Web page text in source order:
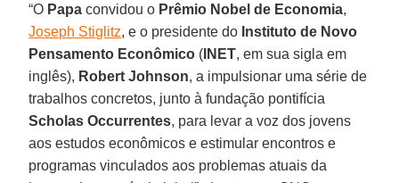
“O Papa convidou o Prêmio Nobel de Economia,
Joseph Stiglitz, e o presidente do Instituto de Novo
Pensamento Econômico ( INET, em sua sigla em
inglês), Robert Johnson, a impulsionar uma série de
trabalhos concretos, junto à fundação pontifícia
Scholas Occurrentes, para levar a voz dos jovens
aos estudos econômicos e estimular encontros e
programas vinculados aos problemas atuais da